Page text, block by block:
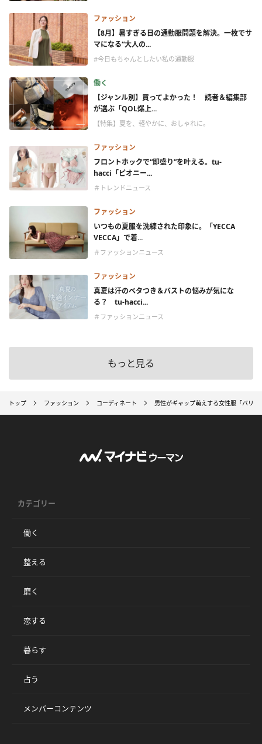
ファッション
【8月】暑すぎる日の通勤服問題を解決。一枚でサ
マになる“大人の...
#今日もちゃんとしたい私の通勤服
働く
【ジャンル別】買ってよかった！ 読者＆編集部
が選ぶ「QOL爆上...
【特集】夏を、軽やかに、おしゃれに。
ファッション
フロントホックで“即盛り”を叶える。tu-
hacci「ピオニー...
＃トレンドニュース
ファッション
いつもの夏服を洗練された印象に。「YECCA
VECCA」で着...
＃ファッションニュース
ファッション
真夏は汗のベタつき＆バストの悩みが気にな
る？ tu-hacci...
＃ファッションニュース
もっと見る
トップ ファッション コーディネート 男性がギャップ萌えする女性服「バリ
カテゴリー
働く
整える
磨く
恋する
暮らす
占う
メンバーコンテンツ